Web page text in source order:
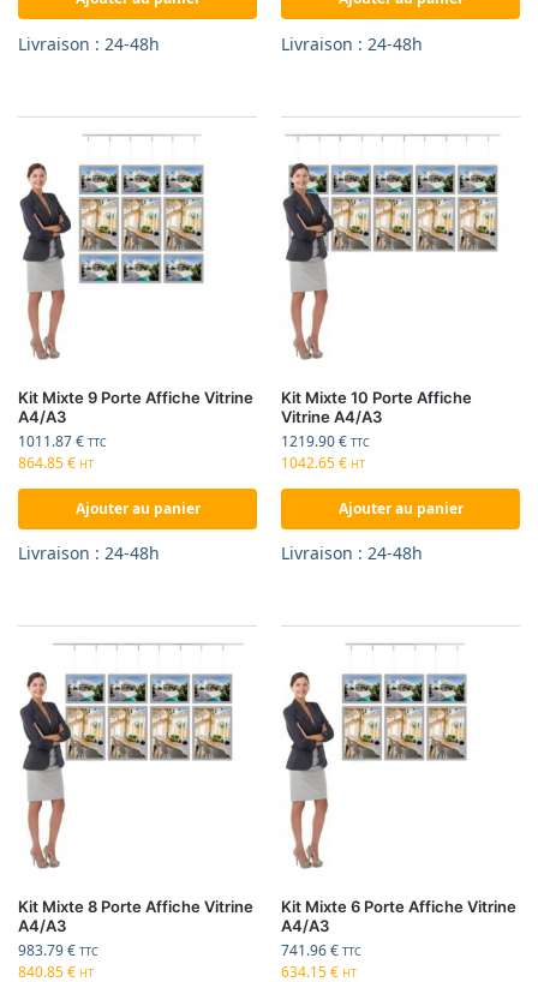
Livraison : 24-48h Livraison : 24-48h
Kit Mixte 9 Porte Affiche Vitrine
A4/A3
1011.87€ TTC
864.85€ HT
Ajouter au panier
Livraison : 24-48h
Kit Mixte 10 Porte Affiche
Vitrine A4/A3
1219.90€ TTC
1042.65€ HT
Ajouter au panier
Livraison : 24-48h
Kit Mixte 8 Porte Affiche Vitrine
A4/A3
983.79€ TTC
840.85€ HT
Kit Mixte 6 Porte Affiche Vitrine
A4/A3
741.96€ TTC
634.15€ HT